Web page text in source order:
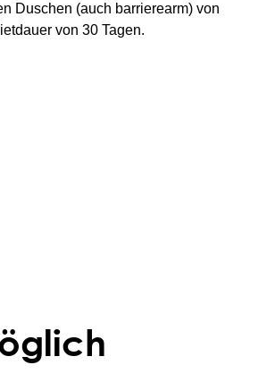
Duschen (auch barrierearm) von
von 30 Tagen.